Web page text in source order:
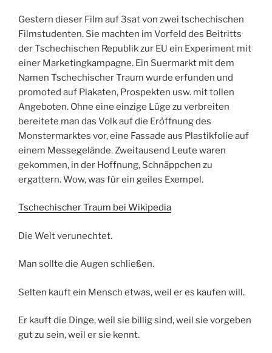
Gestern dieser Film auf 3sat von zwei tschechischen
Filmstudenten. Sie machten im Vorfeld des Beitritts
der Tschechischen Republik zur EU ein Experiment mit
einer Marketingkampagne. Ein Suermarkt mit dem
Namen Tschechischer Traum wurde erfunden und
promoted auf Plakaten, Prospekten usw. mit tollen
Angeboten. Ohne eine einzige Lüge zu verbreiten
bereitete man das Volk auf die Eröffnung des
Monstermarktes vor, eine Fassade aus Plastikfolie auf
einem Messegelände. Zweitausend Leute waren
gekommen, in der Hoffnung, Schnäppchen zu
ergattern. Wow, was für ein geiles Exempel.
Tschechischer Traum bei Wikipedia
Die Welt verunechtet.
Man sollte die Augen schließen.
Selten kauft ein Mensch etwas, weil er es kaufen will.
Er kauft die Dinge, weil sie billig sind, weil sie vorgeben
gut zu sein, weil er sie kennt.